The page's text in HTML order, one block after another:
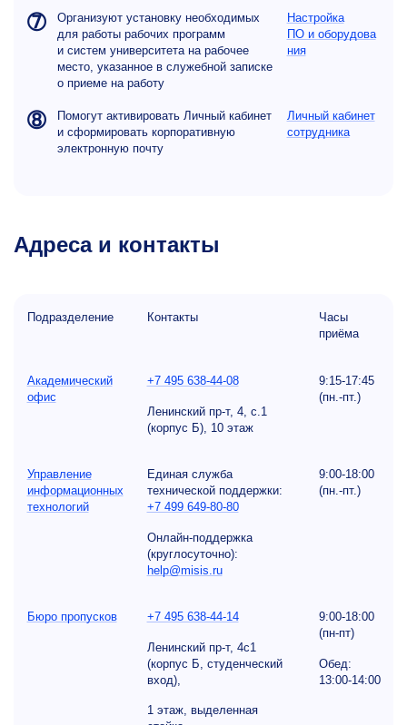
➆
Организуют установку необходимых
для работы рабочих программ
и систем университета на рабочее
место, указанное в служебной записке
о приеме на работу
Настройка
ПО и оборудова
ния
➇
Помогут активировать Личный кабинет
и сформировать корпоративную
электронную почту
Личный кабинет
сотрудника
Адреса и контакты
Подразделение Контакты
Часы
приёма
Академический
офис
+7 495 638-44-08
Ленинский пр-т, 4, с.1
(корпус Б), 10 этаж
9:15-17:45
(пн.-пт.)
Управление
информационных
технологий
Единая служба
технической поддержки:
+7 499 649-80-80
Онлайн-поддержка
(круглосуточно):
help@misis.ru
9:00-18:00
(пн.-пт.)
Бюро пропусков +7 495 638-44-14
Ленинский пр-т, 4с1
(корпус Б, cтуденческий
вход),
1 этаж, выделенная
9:00-18:00
(пн-пт)
Обед:
13:00-14:00